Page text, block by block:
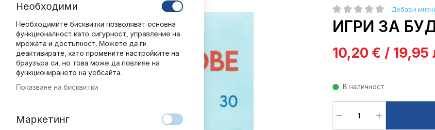
ИГРИ ЗА
рейтинг: Добави
10,20 € / 19,95
В наличност
Преминете
края
на
галерията
на
изображенията
Необходими
Необходимите бисквитки позволяват основна
функционалност като сигурност, управление на
мрежата и достъпност. Можете да ги
деактивирате, като промените настройките на
браузъра си, но това може да повлияе на
функционирането на уебсайта.
Показване на бисквитки
Маркетинг